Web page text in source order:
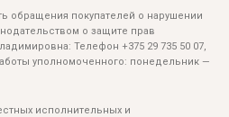
обращения покупателей о нарушении
о защите прав
Телефон +375 29 735 50 07,
уполномоченного: понедельник —
исполнительных и